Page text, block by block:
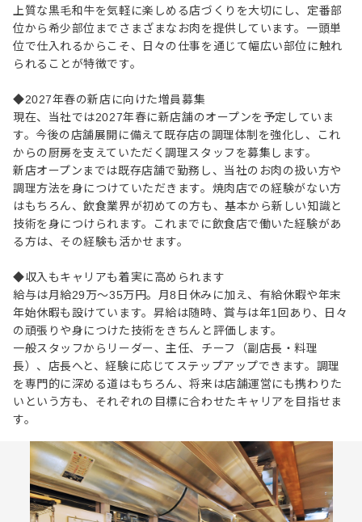
上質な黒毛和牛を気軽に楽しめる店づくりを大切にし、定番部
位から希少部位までさまざまなお肉を提供しています。一頭単
位で仕入れるからこそ、日々の仕事を通じて幅広い部位に触れ
られることが特徴です。
◆2027年春の新店に向けた増員募集
現在、当社では2027年春に新店舗のオープンを予定していま
す。今後の店舗展開に備えて既存店の調理体制を強化し、これ
からの厨房を支えていただく調理スタッフを募集します。
新店オープンまでは既存店舗で勤務し、当社のお肉の扱い方や
調理方法を身につけていただきます。焼肉店での経験がない方
はもちろん、飲食業界が初めての方も、基本から新しい知識と
技術を身につけられます。これまでに飲食店で働いた経験があ
る方は、その経験も活かせます。
◆収入もキャリアも着実に高められます
給与は月給29万～35万円。月8日休みに加え、有給休暇や年末
年始休暇も設けています。昇給は随時、賞与は年1回あり、日々
の頑張りや身につけた技術をきちんと評価します。
一般スタッフからリーダー、主任、チーフ（副店長・料理
長）、店長へと、経験に応じてステップアップできます。調理
を専門的に深める道はもちろん、将来は店舗運営にも携わりた
いという方も、それぞれの目標に合わせたキャリアを目指せま
す。